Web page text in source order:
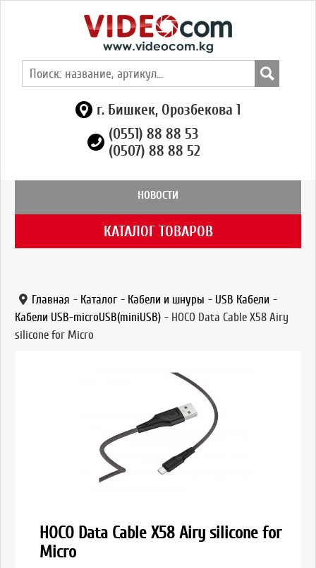
г. Бишкек, Орозбекова 1
(0551) 88 88 53
(0507) 88 88 52
НОВОСТИ
КАТАЛОГ ТОВАРОВ
Главная - Каталог - Кабели и шнуры - USB Кабели -
Кабели USB-microUSB(miniUSB) - HOCO Data Cable X58 Airy
silicone for Micro
HOCO Data Cable X58 Airy silicone for
Micro